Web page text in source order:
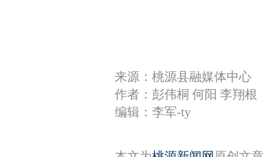
来源：桃源县融媒体中心
作者：彭伟桐 何阳 李翔根
编辑：李军-ty